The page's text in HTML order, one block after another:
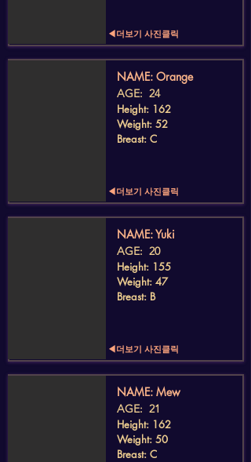
◀더보기 사진클릭
​NAME: Orange
AGE: 24
Height: 162
Weight: 52
Breast: C
◀더보기 사진클릭
​NAME: Yuki
AGE: 20
Height: 155
Weight: 47
Breast: B
◀더보기 사진클릭
​NAME: Mew
AGE: 21
Height: 162
Weight: 50
Breast: C